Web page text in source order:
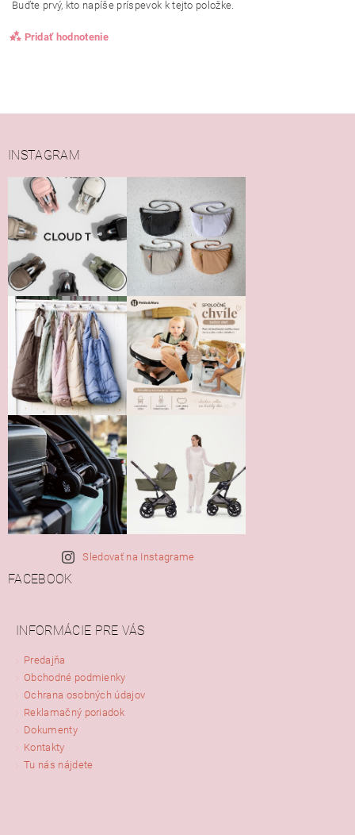
Buďte prvý, kto napíše príspevok k tejto položke.
Pridať hodnotenie
Vložením hodnotenie súhlasíte s
podmienkami ochrany
osobných údajov
INSTAGRAM
Sledovať na Instagrame
FACEBOOK
INFORMÁCIE PRE VÁS
Predajňa
Obchodné podmienky
Ochrana osobných údajov
Reklamačný poriadok
Dokumenty
Kontakty
Tu nás nájdete